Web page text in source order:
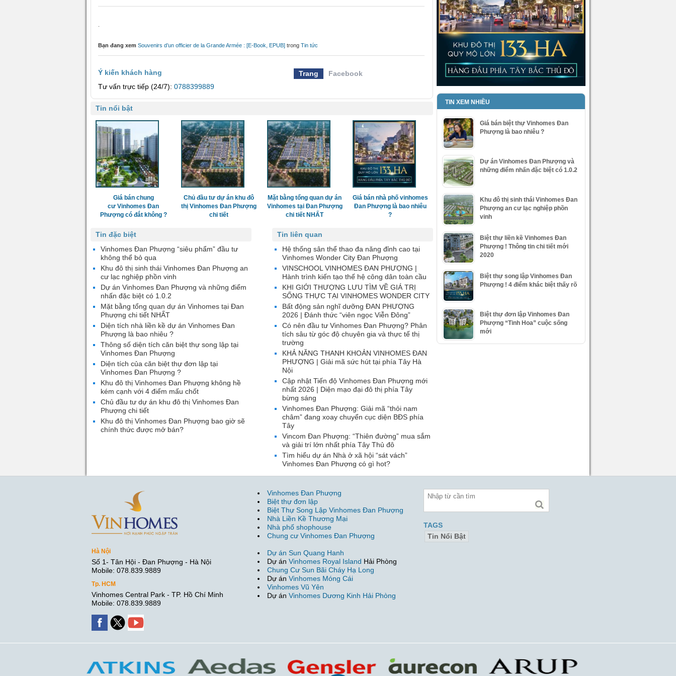
Bạn đang xem Souvenirs d’un officier de la Grande Armée : [E-Book, EPUB] trong Tin tức
Ý kiến khách hàng Trang
Facebook
Tư vấn trực tiếp (24/7): 0788399889
Tin nổi bật
Giá bán chung
cư Vinhomes Đan
Phượng có đắt không ?
Chủ đầu tư dự án khu đô
thị Vinhomes Đan Phượng
chi tiết
Mặt bằng tổng quan dự án
Vinhomes tại Đan Phượng
chi tiết NHẤT
Giá bán nhà phố vinhomes
Đan Phượng là bao nhiêu
?
Tin liên quan
Hệ thống sân thể thao đa năng đỉnh cao tại
Vinhomes Wonder City Đan Phượng
VINSCHOOL VINHOMES ĐAN PHƯỢNG |
Hành trình kiến tạo thế hệ công dân toàn cầu
KHI GIỚI THƯỢNG LƯU TÌM VỀ GIÁ TRỊ
SỐNG THỰC TẠI VINHOMES WONDER CITY
Bất động sản nghĩ dưỡng ĐAN PHƯỢNG
2026 | Đánh thức “viên ngọc Viễn Đông”
Có nên đầu tư Vinhomes Đan Phượng? Phân
tích sâu từ góc độ chuyên gia và thực tế thị
trường
KHẢ NĂNG THANH KHOẢN VINHOMES ĐAN
PHƯỢNG | Giải mã sức hút tại phía Tây Hà
Nội
Cập nhật Tiến độ Vinhomes Đan Phượng mới
nhất 2026 | Diện mạo đại đô thị phía Tây
bừng sáng
Vinhomes Đan Phượng: Giải mã “thỏi nam
châm” đang xoay chuyển cục diện BĐS phía
Tây
Vincom Đan Phượng: “Thiên đường” mua sắm
và giải trí lớn nhất phía Tây Thủ đô
Tìm hiểu dự án Nhà ở xã hội “sát vách”
Vinhomes Đan Phượng có gì hot?
Tin đặc biệt
Vinhomes Đan Phượng “siêu phẩm” đầu tư
không thể bỏ qua
Khu đô thị sinh thái Vinhomes Đan Phượng an
cư lạc nghiệp phồn vinh
Dự án Vinhomes Đan Phượng và những điểm
nhấn đặc biệt có 1.0.2
Mặt bằng tổng quan dự án Vinhomes tại Đan
Phượng chi tiết NHẤT
Diện tích nhà liền kề dự án Vinhomes Đan
Phượng là bao nhiêu ?
Thông số diện tích căn biệt thự song lập tại
Vinhomes Đan Phượng
Diện tích của căn biệt thự đơn lập tại
Vinhomes Đan Phượng ?
Khu đô thị Vinhomes Đan Phượng không hề
kém cạnh với 4 điểm mấu chốt
Chủ đầu tư dự án khu đô thị Vinhomes Đan
Phượng chi tiết
Khu đô thị Vinhomes Đan Phượng bao giờ sẽ
chính thức được mở bán?
TIN XEM NHIỀU
Giá bán biệt thự Vinhomes Đan
Phượng là bao nhiêu ?
Dự án Vinhomes Đan Phượng và
những điểm nhấn đặc biệt có 1.0.2
Khu đô thị sinh thái Vinhomes Đan
Phượng an cư lạc nghiệp phồn
vinh
Biệt thự liền kề Vinhomes Đan
Phượng ! Thông tin chi tiết mới
2020
Biệt thự song lập Vinhomes Đan
Phượng ! 4 điểm khác biệt thấy rõ
Biệt thự đơn lập Vinhomes Đan
Phượng “Tinh Hoa” cuộc sống
mới
Hà Nội
Số 1- Tân Hội - Đan Phượng - Hà Nội
Mobile: 078.839.9889
Tp. HCM
Vinhomes Central Park - TP. Hồ Chí Minh
Mobile: 078.839.9889
Vinhomes Đan Phượng
Biệt thự đơn lập
Biệt Thự Song Lập Vinhomes Đan Phượng
Nhà Liền Kề Thương Mại
Nhà phố shophouse
Chung cư Vinhomes Đan Phượng
Dự án Sun Quang Hanh
Dự án Vinhomes Royal Island Hải Phòng
Chung Cư Sun Bãi Cháy Hạ Long
Dự án Vinhomes Móng Cái
Vinhomes Vũ Yên
Dự án Vinhomes Dương Kinh Hải Phòng
TAGS
Tin Nổi Bật